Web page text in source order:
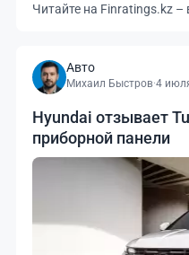
Читайте на Finratings.kz
Авто
Михаил Быстров·4
Hyundai отзывает
приборной панели